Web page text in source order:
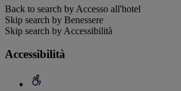
Back to search by Accesso all'hotel
Skip search by Benessere
Skip search by Accessibilità
Accessibilità